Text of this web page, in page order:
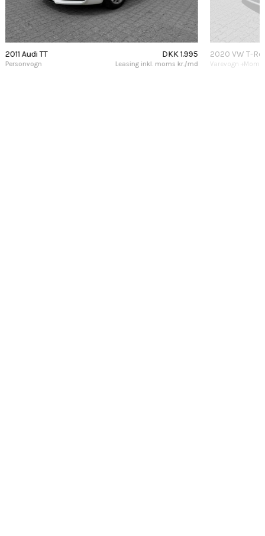
2011 Audi TT
Personvogn
DKK 1.995
Leasing inkl. moms kr./md
2020 VW T-
Varevogn +Moms